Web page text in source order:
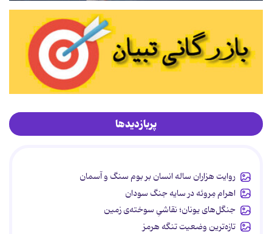
پربازدیدها
روایت هزاران ساله انسان بر بوم سنگ و آسمان
اهرام مِروئه در سایه جنگ سودان
جنگل‌های یونان؛ نقاشیِ سوخته‌ی زمین
تازه‌ترین وضعیت تنگه هرمز